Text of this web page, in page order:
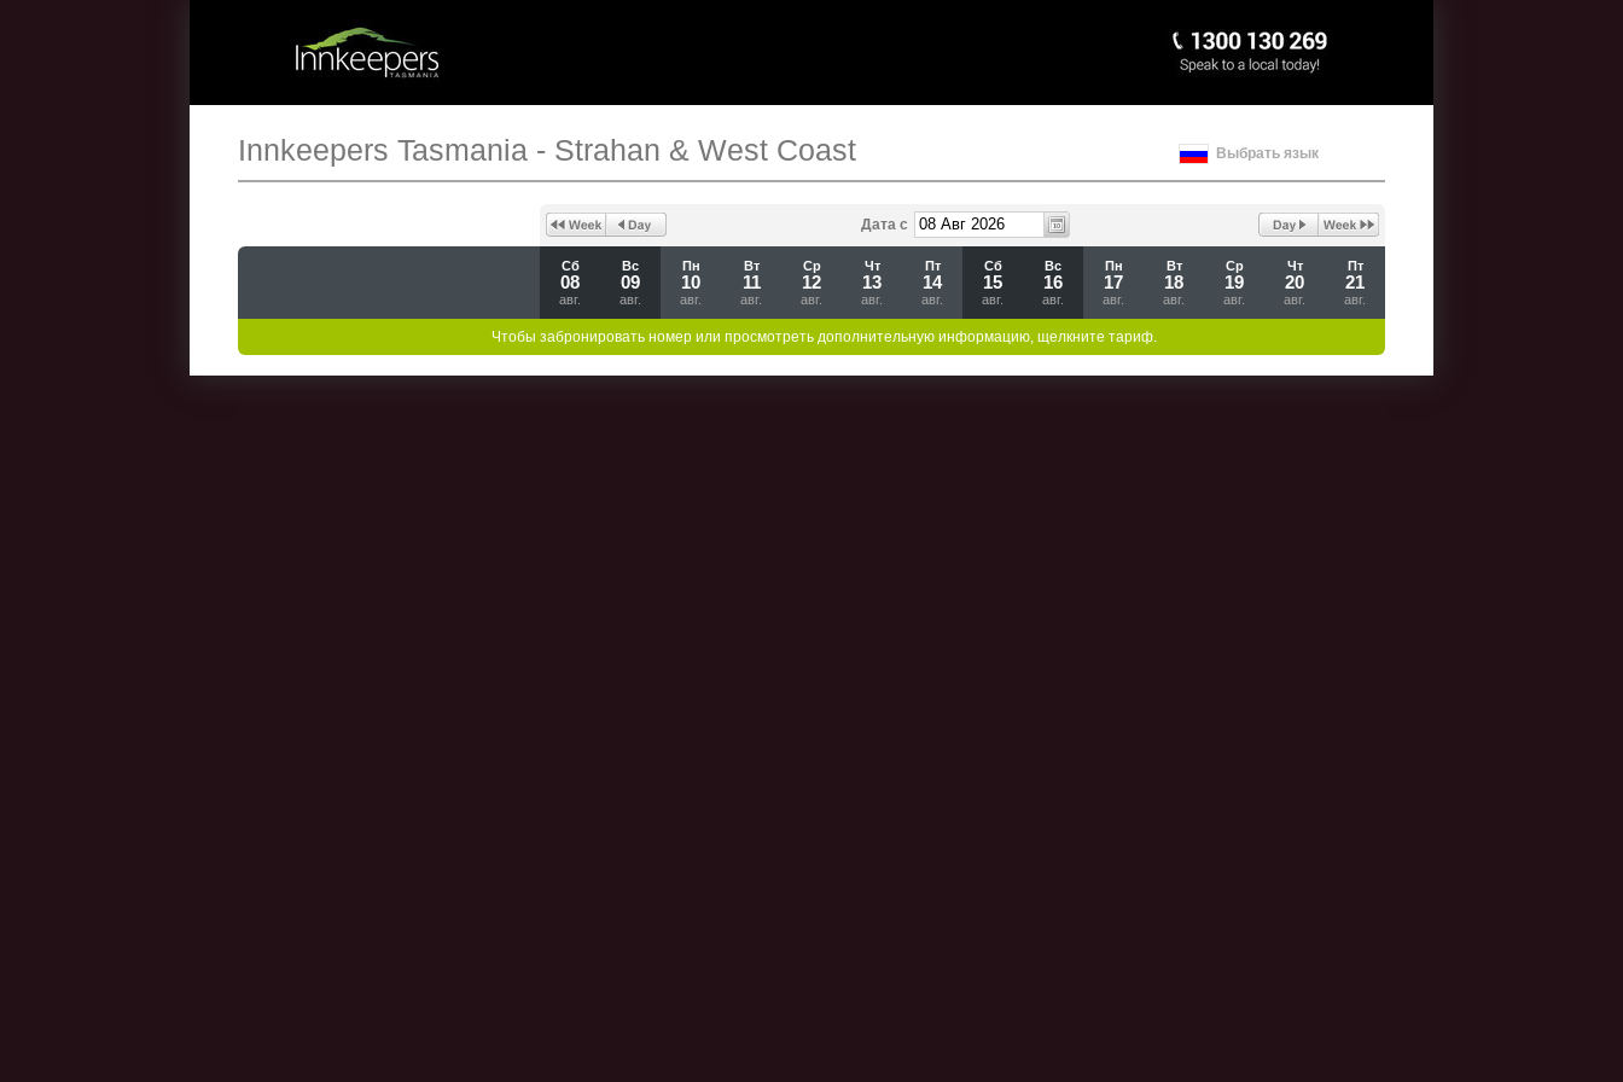
Выбрать язык
Innkeepers Tasmania - Strahan & West Coast
Дата с
Сб
08
авг.
Вс
09
авг.
Пн
10
авг.
Вт
11
авг.
Ср
12
авг.
Чт
13
авг.
Пт
14
авг.
Сб
15
авг.
Вс
16
авг.
Пн
17
авг.
Вт
18
авг.
Ср
19
авг.
Чт
20
авг.
Пт
21
авг.
Чтобы забронировать номер или просмотреть дополнительную информацию, щелкните тариф.